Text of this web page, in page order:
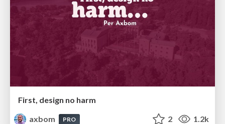
First, design no harm
axbom
PRO 2 1.2k